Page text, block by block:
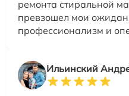
ремонта стиральной
превзошел мои
профессионализм и
Ильинский